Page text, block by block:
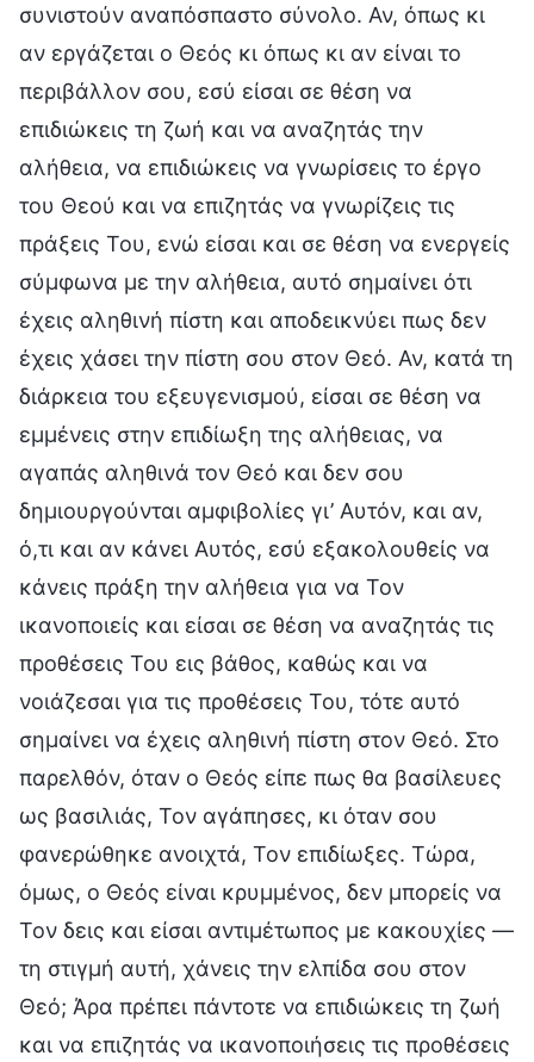
συνιστούν αναπόσπαστο σύνολο. Αν, όπως κι
αν εργάζεται ο Θεός κι όπως κι αν είναι το
περιβάλλον σου, εσύ είσαι σε θέση να
επιδιώκεις τη ζωή και να αναζητάς την
αλήθεια, να επιδιώκεις να γνωρίσεις το έργο
του Θεού και να επιζητάς να γνωρίζεις τις
πράξεις Του, ενώ είσαι και σε θέση να ενεργείς
σύμφωνα με την αλήθεια, αυτό σημαίνει ότι
έχεις αληθινή πίστη και αποδεικνύει πως δεν
έχεις χάσει την πίστη σου στον Θεό. Αν, κατά τη
διάρκεια του εξευγενισμού, είσαι σε θέση να
εμμένεις στην επιδίωξη της αλήθειας, να
αγαπάς αληθινά τον Θεό και δεν σου
δημιουργούνται αμφιβολίες γι’ Αυτόν, και αν,
ό,τι και αν κάνει Αυτός, εσύ εξακολουθείς να
κάνεις πράξη την αλήθεια για να Τον
ικανοποιείς και είσαι σε θέση να αναζητάς τις
προθέσεις Του εις βάθος, καθώς και να
νοιάζεσαι για τις προθέσεις Του, τότε αυτό
σημαίνει να έχεις αληθινή πίστη στον Θεό. Στο
παρελθόν, όταν ο Θεός είπε πως θα βασίλευες
ως βασιλιάς, Τον αγάπησες, κι όταν σου
φανερώθηκε ανοιχτά, Τον επιδίωξες. Τώρα,
όμως, ο Θεός είναι κρυμμένος, δεν μπορείς να
Τον δεις και είσαι αντιμέτωπος με κακουχίες —
τη στιγμή αυτή, χάνεις την ελπίδα σου στον
Θεό; Άρα πρέπει πάντοτε να επιδιώκεις τη ζωή
και να επιζητάς να ικανοποιήσεις τις προθέσεις